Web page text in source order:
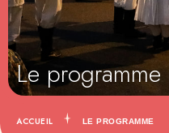
Le programme
ACCUEIL LE PROGRAMME